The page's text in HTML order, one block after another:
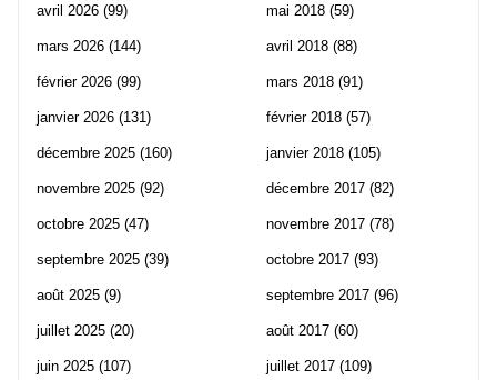
avril 2026 (99)
mars 2026 (144)
février 2026 (99)
janvier 2026 (131)
décembre 2025 (160)
novembre 2025 (92)
octobre 2025 (47)
septembre 2025 (39)
août 2025 (9)
juillet 2025 (20)
juin 2025 (107)
mai 2018 (59)
avril 2018 (88)
mars 2018 (91)
février 2018 (57)
janvier 2018 (105)
décembre 2017 (82)
novembre 2017 (78)
octobre 2017 (93)
septembre 2017 (96)
août 2017 (60)
juillet 2017 (109)